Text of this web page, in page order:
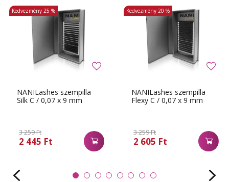
NANILashes szempilla
Silk C / 0,07 x 9 mm
3 259 Ft
2 445 Ft
Kedvezmény 25 %
NANILashes szempilla
Flexy C / 0,07 x 9 mm
3 259 Ft
2 605 Ft
Kedvezmény 20 %